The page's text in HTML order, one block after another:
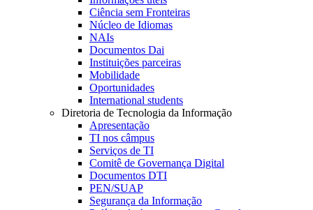
Ciência sem Fronteiras
Núcleo de Idiomas
NAIs
Documentos Dai
Instituições parceiras
Mobilidade
Oportunidades
International students
Diretoria de Tecnologia da Informação
Apresentação
TI nos câmpus
Serviços de TI
Comitê de Governança Digital
Documentos DTI
PEN/SUAP
Segurança da Informação